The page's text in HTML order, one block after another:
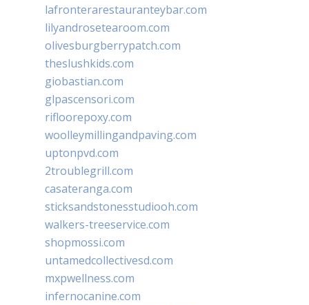
lafronterarestauranteybar.com
lilyandrosetearoom.com
olivesburgberrypatch.com
theslushkids.com
giobastian.com
glpascensori.com
rifloorepoxy.com
woolleymillingandpaving.com
uptonpvd.com
2troublegrill.com
casateranga.com
sticksandstonesstudiooh.com
walkers-treeservice.com
shopmossi.com
untamedcollectivesd.com
mxpwellness.com
infernocanine.com